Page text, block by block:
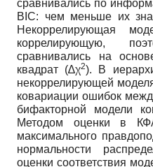
сравнивались по
BIC: чем меньше их
Некоррелирующая
коррелирующую,
сравнивались на
квадрат (∆χ2). В
некоррелирующей
ковариации ошибок
бифакторной модели
Методом оценки в
максимального
нормальности
оценки соответствия